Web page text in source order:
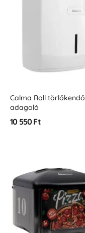
Calma Roll törlőkendő
adagoló
10 550 Ft